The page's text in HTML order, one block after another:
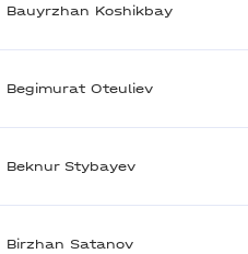
Bauyrzhan Koshikbay
Begimurat Oteuliev
Beknur Stybayev
Birzhan Satanov